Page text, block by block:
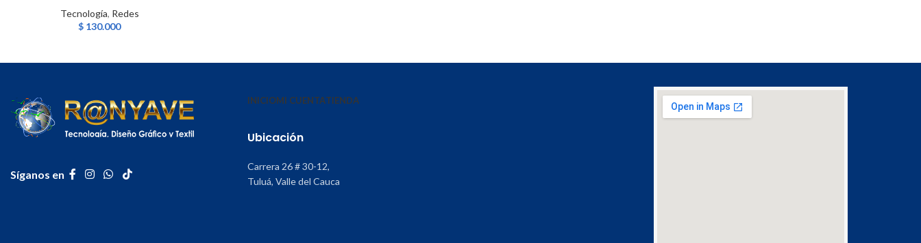
Tecnología, Redes
$ 130.000
Síganos en
INICIOMI CUENTATIENDA
Ubicación
Carrera 26 # 30-12,
Tuluá, Valle del Cauca